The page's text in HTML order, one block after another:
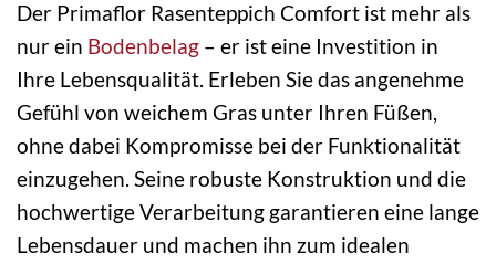
Der Primaflor Rasenteppich Comfort ist mehr als
nur ein Bodenbelag – er ist eine Investition in
Ihre Lebensqualität. Erleben Sie das angenehme
Gefühl von weichem Gras unter Ihren Füßen,
ohne dabei Kompromisse bei der Funktionalität
einzugehen. Seine robuste Konstruktion und die
hochwertige Verarbeitung garantieren eine lange
Lebensdauer und machen ihn zum idealen